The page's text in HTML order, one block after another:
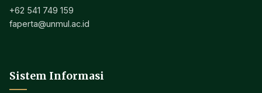
+62 541 749 159
faperta@unmul.ac.id
Sistem Informasi